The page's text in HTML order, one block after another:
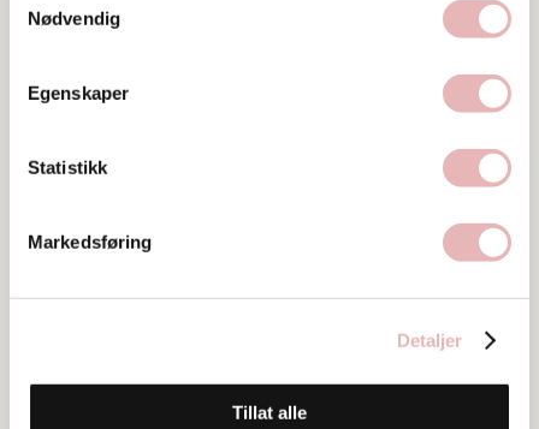
Nødvendig
Egenskaper
Statistikk
Markedsføring
Detaljer
Tillat alle
Tar BYENgavekortet